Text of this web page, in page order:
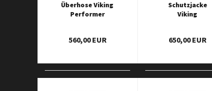
Überhose Viking
Performer
560,00 EUR
Schutzjacke
Viking
650,00 EUR